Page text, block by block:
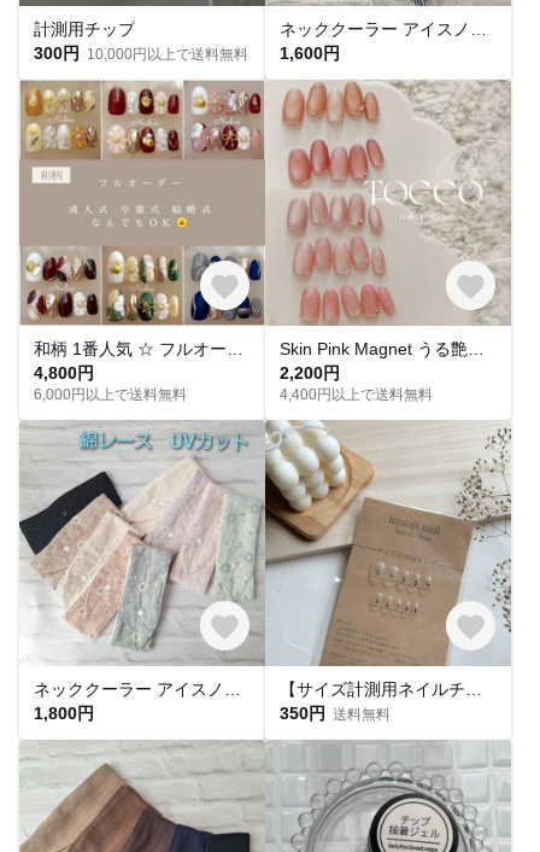
計測用チップ
300円
10,000円以上で送料無料
1,600円
4,800円
6,000円以上で送料無料
2,200円
4,400円以上で送料無料
1,800円
350円 送料無料